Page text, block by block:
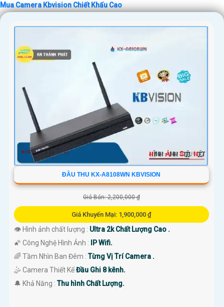
Mua Camera Kbvision Chiết Khấu Cao
ĐẦU THU KX-A8108WN KBVISION
Giá Bán: 2,200,000 ₫
Giá Khuyến Mại: 1,900,000 ₫
👁 Hình ảnh chất lượng : Ultra 2k Chất Lượng Cao .
🌠 Công Nghệ Hình Ảnh :
IP Wifi.
🌈 Tầm Nhìn Ban Đêm :Từng Vị Trí Camera .
🤹 Camera Thiết KếĐầu Ghi 8 kênh.
️🔔 Khả Năng :Thu hình Chất Lượng.